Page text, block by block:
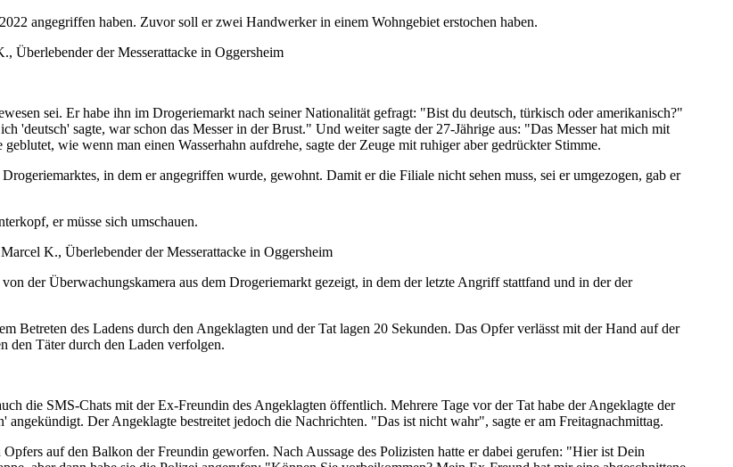
angegriffen haben. Zuvor soll er zwei Handwerker in einem Wohngebiet erstochen haben.
Überlebender der Messerattacke in Oggersheim
sei. Er habe ihn im Drogeriemarkt nach seiner Nationalität gefragt: "Bist du deutsch, türkisch oder amerikanisch?"
'deutsch' sagte, war schon das Messer in der Brust." Und weiter sagte der 27-Jährige aus: "Das Messer hat mich mit
wie wenn man einen Wasserhahn aufdrehe, sagte der Zeuge mit ruhiger aber gedrückter Stimme.
in dem er angegriffen wurde, gewohnt. Damit er die Filiale nicht sehen muss, sei er umgezogen, gab er
er müsse sich umschauen.
K., Überlebender der Messerattacke in Oggersheim
der Überwachungs­kamera aus dem Drogerie­markt gezeigt, in dem der letzte Angriff stattfand und in der der
Betreten des Ladens durch den Angeklagten und der Tat lagen 20 Sekunden. Das Opfer verlässt mit der Hand auf der
den Täter durch den Laden verfolgen.
die SMS-Chats mit der Ex-Freundin des Angeklagten öffentlich. Mehrere Tage vor der Tat habe der Angeklagte der
Der Angeklagte bestreitet jedoch die Nachrichten. "Das ist nicht wahr", sagte er am Freitag­nachmittag.
auf den Balkon der Freundin geworfen. Nach Aussage des Polizisten hatte er dabei gerufen: "Hier ist Dein